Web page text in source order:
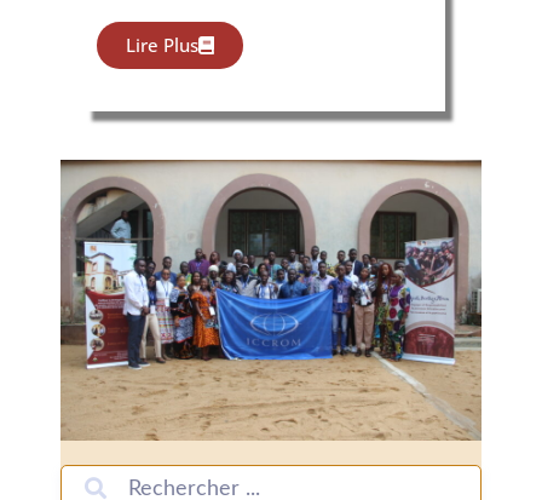
Lire Plus